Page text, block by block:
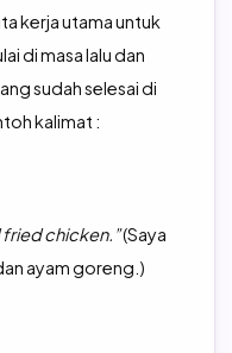
kerja utama untuk
di masa lalu dan
sudah selesai di
kalimat :
fried chicken.”(Saya
ayam goreng.)